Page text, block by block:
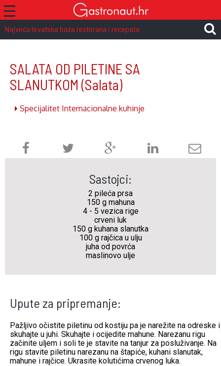
☰
Najveća hrvatska baza restorana i recepata
SALATA OD PILETINE SA
SLANUTKOM (Salata)
Specijalitet Internacionalne kuhinje
Sastojci:
2 pileća prsa
150 g mahuna
4 - 5 vezica rige
crveni luk
150 g kuhana slanutka
100 g rajčica u ulju
juha od povrća
maslinovo ulje
Upute za pripremanje:
Pažljivo očistite piletinu od kostiju pa je narežite na odreske i
skuhajte u juhi. Skuhajte i ocijedite mahune. Narezanu rigu
začinite uljem i soli te je stavite na tanjur za posluživanje. Na
rigu stavite piletinu narezanu na štapiće, kuhani slanutak,
mahune i rajčice. Ukrasite kolutićima crvenog luka.